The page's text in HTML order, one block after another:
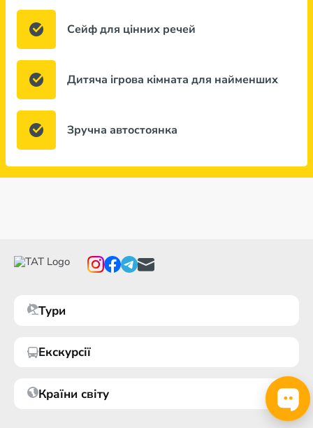
Сейф для цінних речей
Дитяча ігрова кімната для найменших
Зручна автостоянка
Тури
Екскурсії
Країни світу